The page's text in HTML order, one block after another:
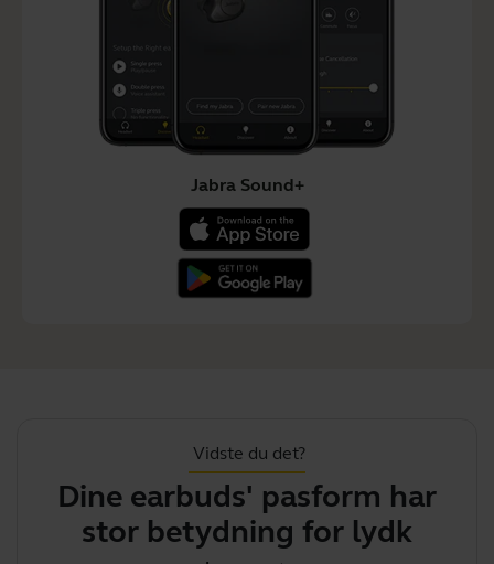
Jabra Sound+
Vidste du det?
Dine earbuds' pasform har
stor betydning for lydkvalitet